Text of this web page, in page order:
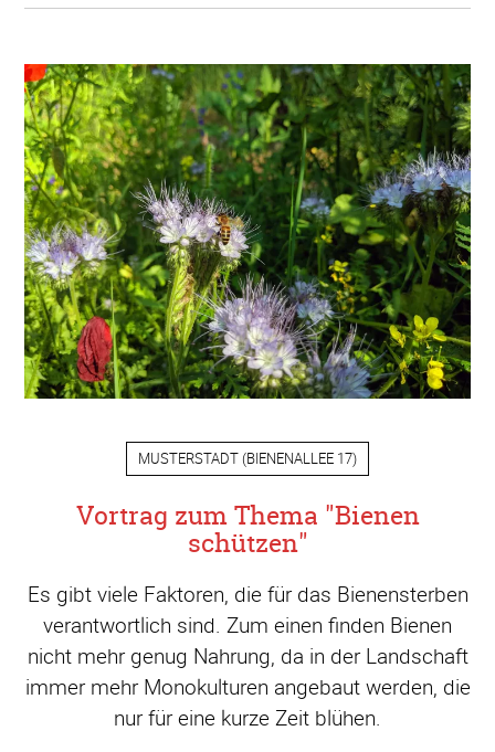
MUSTERSTADT (BIENENALLEE 17)
Vortrag zum Thema "Bienen
schützen"
Es gibt viele Faktoren, die für das Bienensterben
verantwortlich sind. Zum einen finden Bienen
nicht mehr genug Nahrung, da in der Landschaft
immer mehr Monokulturen angebaut werden, die
nur für eine kurze Zeit blühen.